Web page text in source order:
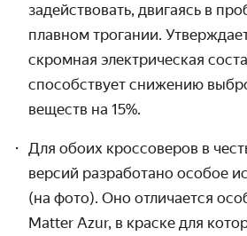
задействовать, двигаясь в
плавном трогании.
скромная электрическая
способствует снижению
веществ на 15%.
Для обоих кроссоверов в
версий разработано особое
(на фото). Оно отличается
Matter Azur, в краске для